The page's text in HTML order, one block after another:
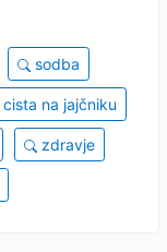
sodba
cista na jajčniku
zdravje